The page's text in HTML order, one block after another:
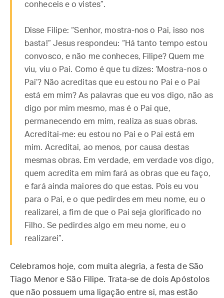
conheceis e o vistes”.
Disse Filipe: “Senhor, mostra-nos o Pai, isso nos
basta!” Jesus respondeu: “Há tanto tempo estou
convosco, e não me conheces, Filipe? Quem me
viu, viu o Pai. Como é que tu dizes: ‘Mostra-nos o
Pai’? Não acreditas que eu estou no Pai e o Pai
está em mim? As palavras que eu vos digo, não as
digo por mim mesmo, mas é o Pai que,
permanecendo em mim, realiza as suas obras.
Acreditai-me: eu estou no Pai e o Pai está em
mim. Acreditai, ao menos, por causa destas
mesmas obras. Em verdade, em verdade vos digo,
quem acredita em mim fará as obras que eu faço,
e fará ainda maiores do que estas. Pois eu vou
para o Pai, e o que pedirdes em meu nome, eu o
realizarei, a fim de que o Pai seja glorificado no
Filho. Se pedirdes algo em meu nome, eu o
realizarei”.
Celebramos hoje, com muita alegria, a festa de São
Tiago Menor e São Filipe. Trata-se de dois Apóstolos
que não possuem uma ligação entre si, mas estão